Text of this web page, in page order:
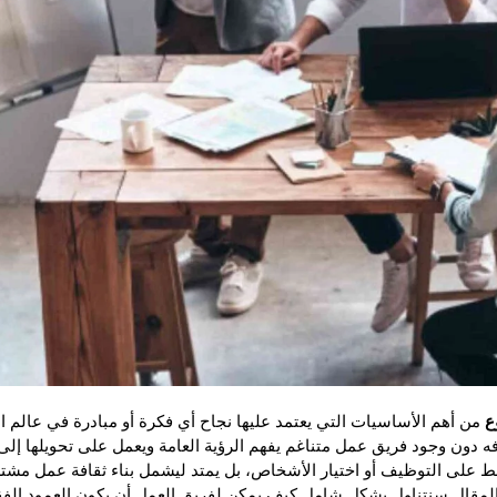
من أهم الأساسيات التي يعتمد عليها نجاح أي فكرة أو مبادرة في
دون وجود فريق عمل متناغم يفهم الرؤية العامة ويعمل على تحويلها
على التوظيف أو اختيار الأشخاص، بل يمتد ليشمل بناء ثقافة عمل